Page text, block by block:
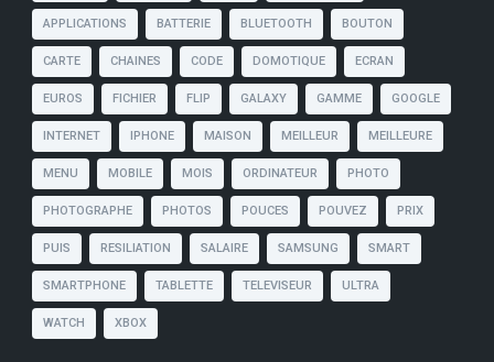
APPLICATIONS BATTERIE BLUETOOTH BOUTON
CARTE CHAINES CODE DOMOTIQUE ECRAN
EUROS FICHIER FLIP GALAXY GAMME GOOGLE
INTERNET IPHONE MAISON MEILLEUR MEILLEURE
MENU MOBILE MOIS ORDINATEUR PHOTO
PHOTOGRAPHE PHOTOS POUCES POUVEZ PRIX
PUIS RESILIATION SALAIRE SAMSUNG SMART
SMARTPHONE TABLETTE TELEVISEUR ULTRA
WATCH XBOX